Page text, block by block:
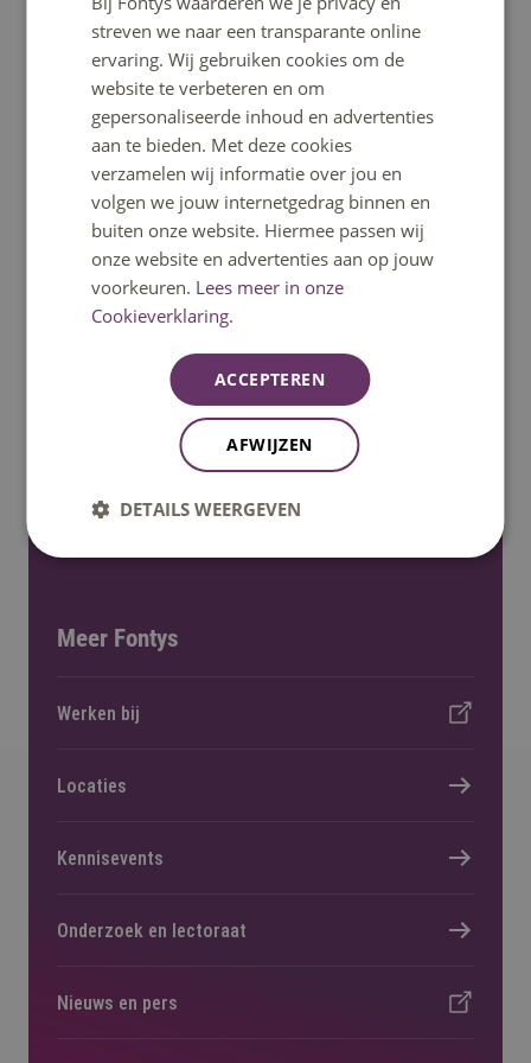
Ga snel naar
Home
Opleidingen
Meer Fontys
Werken bij
Locaties
Kennisevents
Onderzoek en lectoraat
Nieuws en pers
streven we naar een transparante online
ervaring. Wij gebruiken cookies om de
website te verbeteren en om
gepersonaliseerde inhoud en advertenties
aan te bieden. Met deze cookies
verzamelen wij informatie over jou en
volgen we jouw internetgedrag binnen en
buiten onze website. Hiermee passen wij
onze website en advertenties aan op jouw
voorkeuren. Lees meer in onze
Cookieverklaring.
ACCEPTEREN
AFWIJZEN
DETAILS WEERGEVEN